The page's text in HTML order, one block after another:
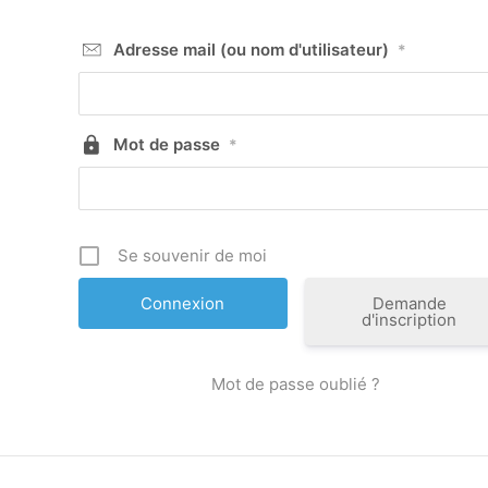
Adresse mail (ou nom d'utilisateur) *
Mot de passe *
Se souvenir de moi
Demande
d'inscription
Mot de passe oublié ?